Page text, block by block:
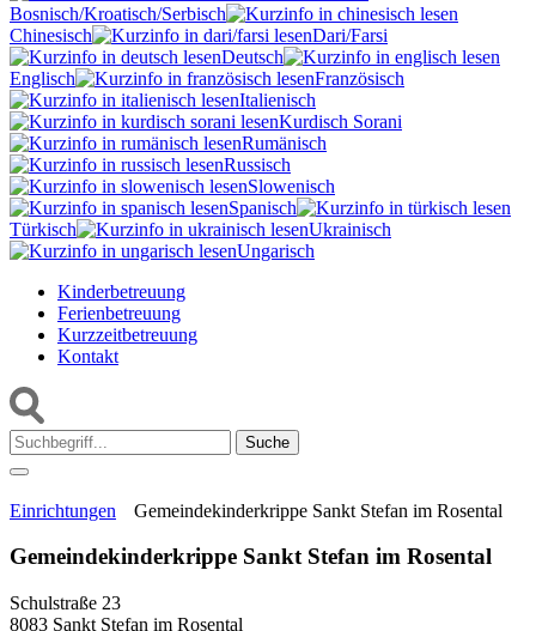
Bosnisch/Kroatisch/Serbisch
Chinesisch
Dari/Farsi
Deutsch
Englisch
Französisch
Italienisch
Kurdisch Sorani‎
Rumänisch
Russisch
Slowenisch
Spanisch
Türkisch
Ukrainisch
Ungarisch
Kinderbetreuung
Ferienbetreuung
Kurzzeitbetreuung
Kontakt
Suche:
Einrichtungen Gemeindekinderkrippe Sankt Stefan im Rosental
Gemeindekinderkrippe Sankt Stefan im Rosental
Schulstraße 23
8083 Sankt Stefan im Rosental